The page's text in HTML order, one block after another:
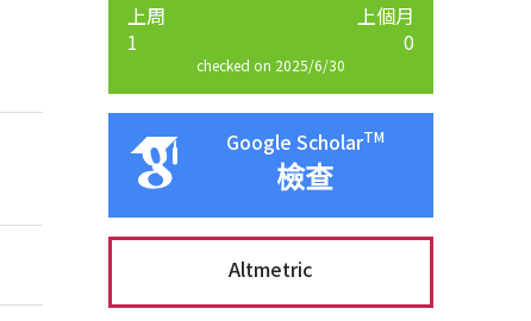
上周
1
上個月
0
checked on 2025/6/30
Google ScholarTM
檢查
Altmetric